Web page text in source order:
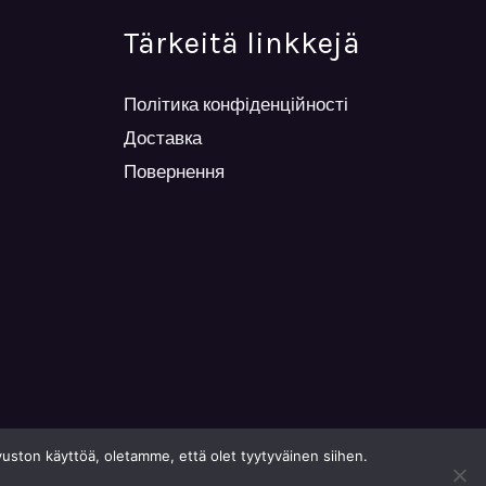
Tärkeitä linkkejä
Політика конфіденційності
Доставка
Повернення
käyttöä, oletamme, että olet tyytyväinen siihen.